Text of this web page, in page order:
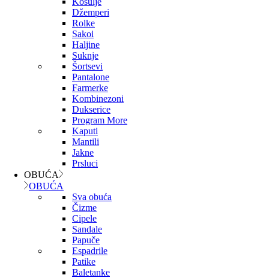
Džemperi
Rolke
Sakoi
Haljine
Suknje
Šortsevi
Pantalone
Farmerke
Kombinezoni
Dukserice
Program More
Kaputi
Mantili
Jakne
Prsluci
OBUĆA
OBUĆA
Sva obuća
Čizme
Cipele
Sandale
Papuče
Espadrile
Patike
Baletanke